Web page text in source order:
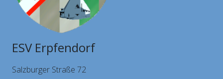
ESV Erpfendorf
Salzburger Straße 72